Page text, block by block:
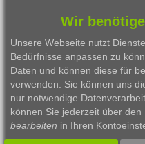
Firma
1999 - 2026
Wir
Unsere Webseite nutzt
Bedürfnisse anpassen zu
Daten und können diese für
verwenden. Sie können uns
nur notwendige
können Sie jederzeit über den
bearbeiten in Ihren